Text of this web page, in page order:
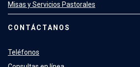
Misas y Servicios Pastorales
CONTÁCTANOS
Teléfonos